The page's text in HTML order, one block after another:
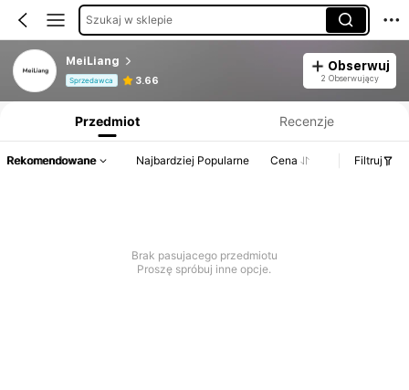
Szukaj w sklepie
MeiLiang
Sprzedawca 3.66
Obserwuj
2 Obserwujący
Przedmiot Recenzje
Rekomendowane Najbardziej Popularne Cena Filtruj
Brak pasujacego przedmiotu
Proszę spróbuj inne opcje.